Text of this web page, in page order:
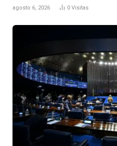
agosto 6, 2026 0 Visitas